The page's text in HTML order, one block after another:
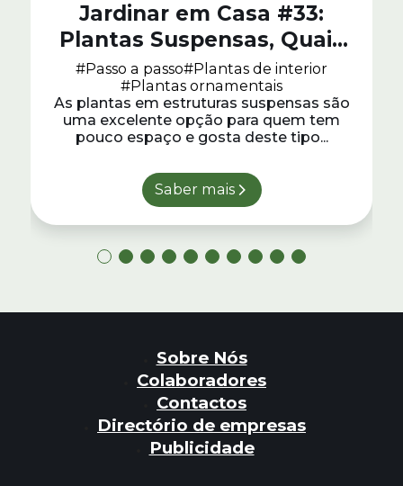
Jardinar em Casa #33:
Plantas Suspensas, Quais
Escolher e Como Cuidar
#Passo a passo#Plantas de interior
#Plantas ornamentais
As plantas em estruturas suspensas são
uma excelente opção para quem tem
pouco espaço e gosta deste tipo...
Saber mais
Sobre Nós
Colaboradores
Contactos
Directório de empresas
Publicidade